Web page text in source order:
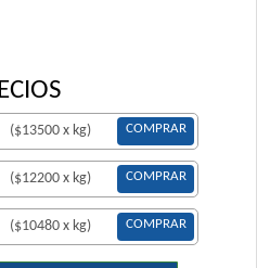
($13500 x kg) COMPRAR
($12200 x kg) COMPRAR
($10480 x kg) COMPRAR